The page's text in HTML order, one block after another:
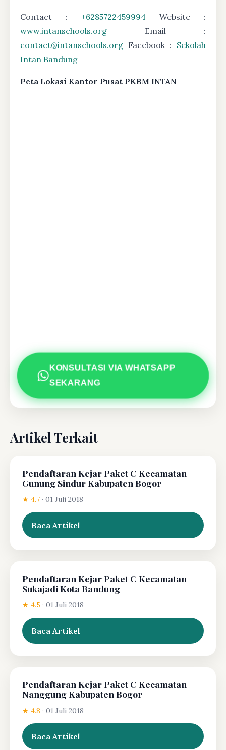
Contact : +6285722459994 Website :
www.intanschools.org Email :
contact@intanschools.org Facebook : Sekolah
Intan Bandung
Peta Lokasi Kantor Pusat PKBM INTAN
KONSULTASI VIA WHATSAPP
SEKARANG
Artikel Terkait
Pendaftaran Kejar Paket C Kecamatan
Gunung Sindur Kabupaten Bogor
★ 4.7 · 01 Juli 2018
Baca Artikel
Pendaftaran Kejar Paket C Kecamatan
Sukajadi Kota Bandung
★ 4.5 · 01 Juli 2018
Baca Artikel
Pendaftaran Kejar Paket C Kecamatan
Nanggung Kabupaten Bogor
★ 4.8 · 01 Juli 2018
Baca Artikel